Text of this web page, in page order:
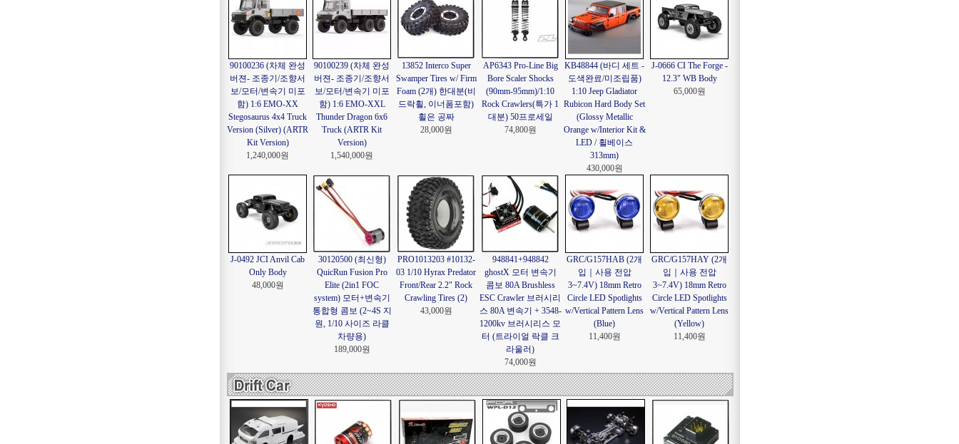
90100236 (차체 완성
버젼- 조종기/조향서
보/모터/변속기 미포
함) 1:6 EMO-XX
Stegosaurus 4x4 Truck
Version (Silver) (ARTR
Kit Version)
1,240,000원
90100239 (차체 완성
버젼- 조종기/조향서
보/모터/변속기 미포
함) 1:6 EMO-XXL
Thunder Dragon 6x6
Truck (ARTR Kit
Version)
1,540,000원
13852 Interco Super
Swamper Tires w/ Firm
Foam (2개) 한대분(비
드락휠, 이너폼포함)
휠은 공짜
28,000원
AP6343 Pro-Line Big
Bore Scaler Shocks
(90mm-95mm)/1:10
Rock Crawlers(특가 1
대분) 50프로세일
74,800원
KB48844 (바디 세트 -
도색완료/미조립품)
1:10 Jeep Gladiator
Rubicon Hard Body Set
(Glossy Metallic
Orange w/Interior Kit &
LED / 휠베이스
313mm)
430,000원
J-0666 CI The Forge -
12.3" WB Body
65,000원
J-0492 JCI Anvil Cab
Only Body
48,000원
30120500 (최신형)
QuicRun Fusion Pro
Elite (2in1 FOC
system) 모터+변속기
통합형 콤보 (2~4S 지
원, 1/10 사이즈 라클
차량용)
189,000원
PRO1013203 #10132-
03 1/10 Hyrax Predator
Front/Rear 2.2" Rock
Crawling Tires (2)
43,000원
948841+948842
ghostX 모터 변속기
콤보 80A Brushless
ESC Crawler 브러시리
스 80A 변속기 + 3548-
1200kv 브러시리스 모
터 (트라이얼 락클 크
라울러)
74,000원
GRC/G157HAB (2개
입｜사용 전압
3~7.4V) 18mm Retro
Circle LED Spotlights
w/Vertical Pattern Lens
(Blue)
11,400원
GRC/G157HAY (2개
입｜사용 전압
3~7.4V) 18mm Retro
Circle LED Spotlights
w/Vertical Pattern Lens
(Yellow)
11,400원